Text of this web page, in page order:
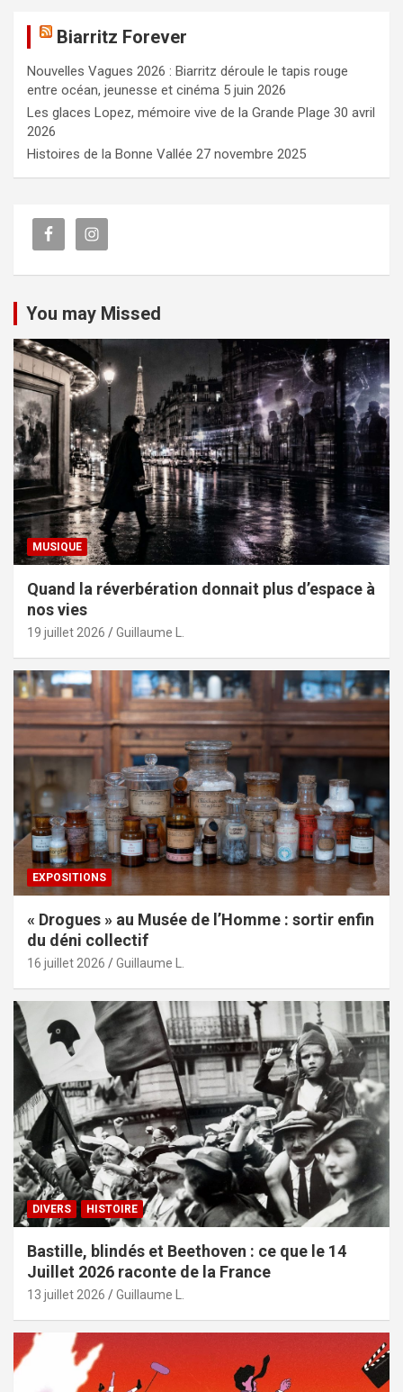
Biarritz Forever
Nouvelles Vagues 2026 : Biarritz déroule le tapis rouge
entre océan, jeunesse et cinéma 5 juin 2026
Les glaces Lopez, mémoire vive de la Grande Plage 30 avril
2026
Histoires de la Bonne Vallée 27 novembre 2025
You may Missed
MUSIQUE
Quand la réverbération donnait plus d’espace à
nos vies
19 juillet 2026 Guillaume L.
EXPOSITIONS
« Drogues » au Musée de l’Homme : sortir enfin
du déni collectif
16 juillet 2026 Guillaume L.
DIVERS HISTOIRE
Bastille, blindés et Beethoven : ce que le 14
Juillet 2026 raconte de la France
13 juillet 2026 Guillaume L.